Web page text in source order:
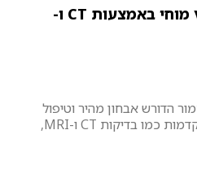
אבחון מוקדם של שבץ מוחי באמצעות CT ו-
הדורש אבחון מהיר וטיפול
מיידי. בזכות טכנולוגיות מתקדמות כמו בדיקות CT ו-MRI,